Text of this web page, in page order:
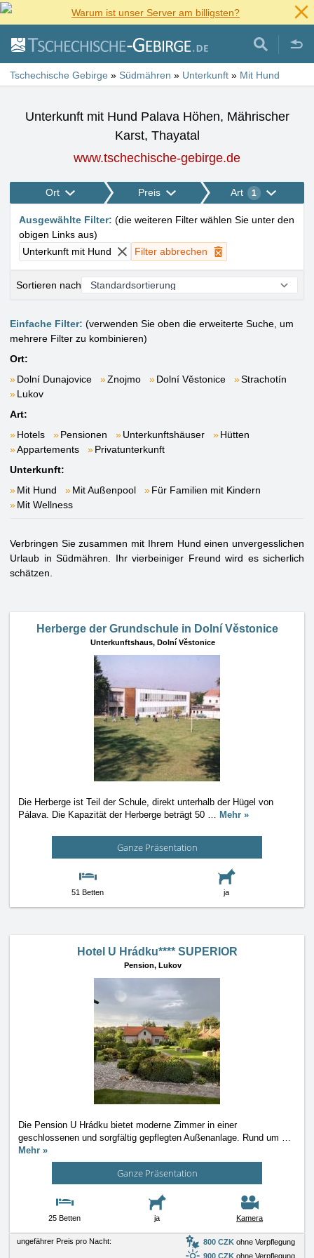
Warum ist unser Server am billigsten?
Tschechische Gebirge » Südmähren » Unterkunft » Mit Hund
Unterkunft mit Hund Palava Höhen, Mährischer
Karst, Thayatal
www.tschechische-gebirge.de
Ort Preis Art 1
Ausgewählte Filter: (die weiteren Filter wählen Sie unter den
obigen Links aus)
Unterkunft mit Hund
Filter abbrechen
Sortieren nach
Einfache Filter: (verwenden Sie oben die erweiterte Suche, um
mehrere Filter zu kombinieren)
Ort:
Dolní Dunajovice
Znojmo Dolní Věstonice
Strachotín
Lukov
Art:
Hotels
Pensionen Unterkunftshäuser
Hütten
Appartements
Privatunterkunft
Unterkunft:
Mit Hund
Mit Außenpool
Für Familien mit Kindern
Mit Wellness
Verbringen Sie zusammen mit Ihrem Hund einen unvergesslichen
Urlaub in Südmähren. Ihr vierbeiniger Freund wird es sicherlich
schätzen.
Herberge der Grundschule in Dolní Věstonice
Unterkunftshaus, Dolní Věstonice
Die Herberge ist Teil der Schule, direkt unterhalb der Hügel von
Pálava. Die Kapazität der Herberge beträgt 50 … Mehr »
Ganze Präsentation
51 Betten ja
Hotel U Hrádku**** SUPERIOR
Pension, Lukov
Die Pension U Hrádku bietet moderne Zimmer in einer
geschlossenen und sorgfältig gepflegten Außenanlage. Rund um …
Mehr »
Ganze Präsentation
25 Betten ja Kamera
ungefährer Preis pro Nacht: 800 CZK ohne Verpflegung
900 CZK ohne Verpflegung